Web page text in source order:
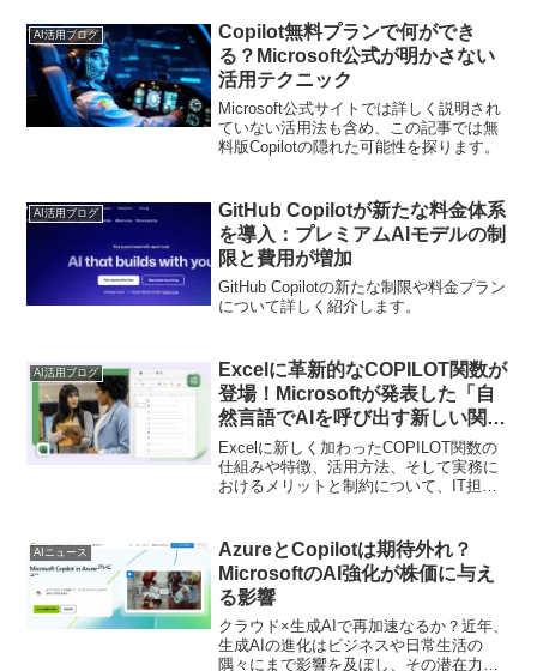
一方、...
AI活用ブログ
Copilot無料プランで何ができ
る？Microsoft公式が明かさない
活用テクニック
Microsoft公式サイトでは詳しく説明され
ていない活用法も含め、この記事では無
料版Copilotの隠れた可能性を探ります。
AI活用ブログ
GitHub Copilotが新たな料金体系
を導入：プレミアムAIモデルの制
限と費用が増加
GitHub Copilotの新たな制限や料金プラン
について詳しく紹介します。
AI活用ブログ
Excelに革新的なCOPILOT関数が
登場！Microsoftが発表した「自
然言語でAIを呼び出す新しい関
数」の詳細
Excelに新しく加わったCOPILOT関数の
仕組みや特徴、活用方法、そして実務に
おけるメリットと制約について、IT担当
AIニュース
AzureとCopilotは期待外れ？
MicrosoftのAI強化が株価に与え
る影響
クラウド×生成AIで再加速なるか？近年、
生成AIの進化はビジネスや日常生活の
隅々にまで影響を及ぼし、その潜在力に